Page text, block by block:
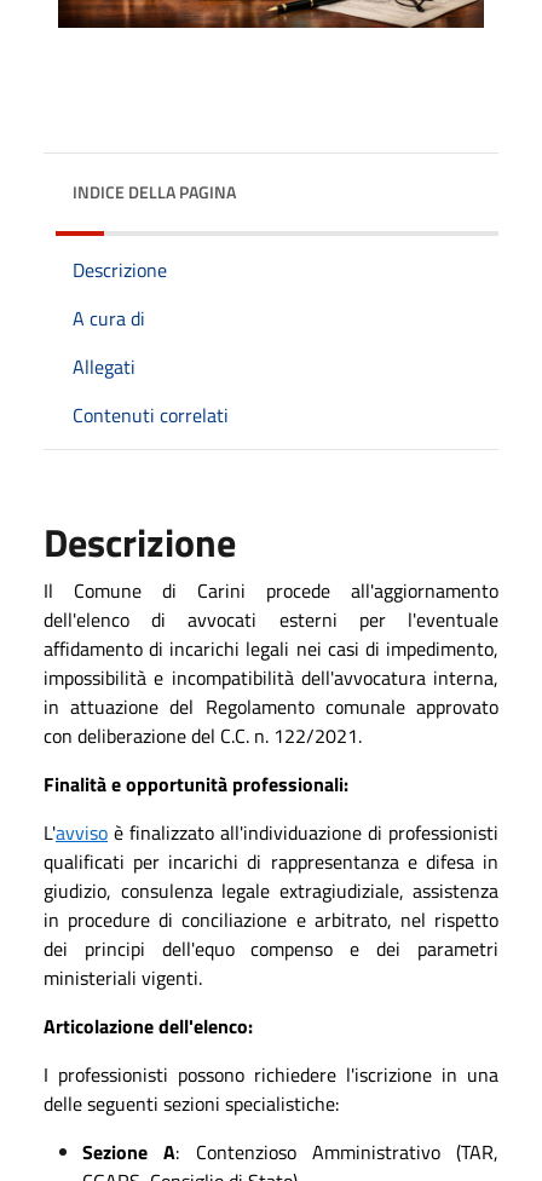
INDICE DELLA PAGINA
Descrizione
A cura di
Allegati
Contenuti correlati
Descrizione
Il Comune di Carini procede all'aggiornamento
dell'elenco di avvocati esterni per l'eventuale
affidamento di incarichi legali nei casi di impedimento,
impossibilità e incompatibilità dell'avvocatura interna,
in attuazione del Regolamento comunale approvato
con deliberazione del C.C. n. 122/2021.
Finalità e opportunità professionali:
L'avviso è finalizzato all'individuazione di professionisti
qualificati per incarichi di rappresentanza e difesa in
giudizio, consulenza legale extragiudiziale, assistenza
in procedure di conciliazione e arbitrato, nel rispetto
dei principi dell'equo compenso e dei parametri
ministeriali vigenti.
Articolazione dell'elenco:
I professionisti possono richiedere l'iscrizione in una
delle seguenti sezioni specialistiche:
Sezione A: Contenzioso Amministrativo (TAR,